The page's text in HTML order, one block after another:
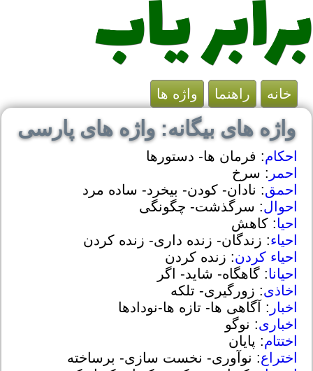
خانه راهنما واژه ها
واژه های بیگانه: واژه های پارسی
احکام: فرمان ها- دستورها
احمر : سرخ
احمق: نادان- کودن- بیخرد- ساده مرد
احوال: سرگذشت- چگونگی
احیا: کاهش
احیاء: زندگان- زنده داری- زنده کردن
احیاء کردن: زنده کردن
احیانا: گاهگاه- شاید- اگر
اخاذی: زورگیری- تلکه
اخبار : آگاهی ها- تازه ها-نودادها
اخباری: نوگو
اختتام: پایان
اختراع: نوآوری- نخست سازی- برساخته